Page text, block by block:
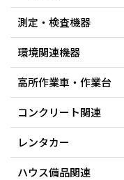
測定・検査機器
環境関連機器
高所作業車・作業台
コンクリート関連
レンタカー
ハウス備品関連